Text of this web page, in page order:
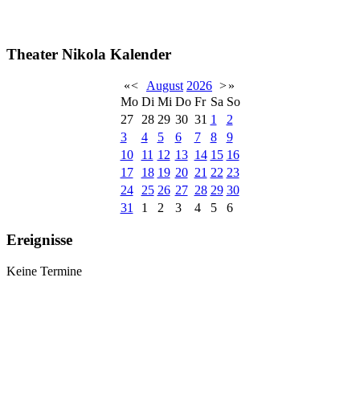
Theater Nikola Kalender
«< August 2026 >»
Mo Di Mi Do Fr Sa So
27
28 29 30 31 1
2
3
4 5 6 7 8
9
10
11 12 13 14 15 16
17
18 19 20 21 22 23
24
25 26 27 28 29 30
31
1 2 3 4 5 6
Ereignisse
Keine Termine